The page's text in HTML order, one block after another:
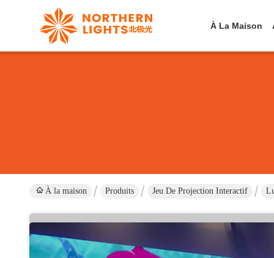
À La Maison
À la maison Produits Jeu De Projection Interactif